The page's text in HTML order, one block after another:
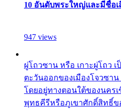
10 อันดับพระใหญ่และมีชื่อ
947 views
ผู่โถวซาน หรือ เกาะผู่โถว
ตะวันออกของเมืองโจวซา
โดยอยู่ทางตอนใต้ของนครเ
พุทธคีรีหรือภูเขาศักดิ์สิทธิ์ข